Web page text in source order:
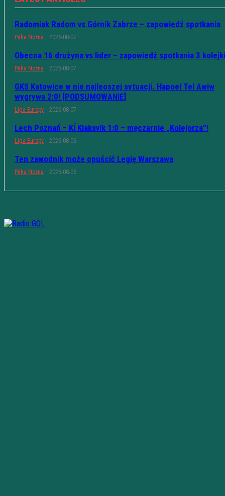
Radomiak Radom vs Górnik Zabrze – zapowiedź spotkania
Piłka Nożna 2026-08-07
Obecna 16 drużyna vs lider – zapowiedź spotkania 3 kolejki
Piłka Nożna 2026-08-07
GKS Katowice w nie najleoszej sytuacji. Hapoel Tel Awiw
wygrywa 2:0! [PODSUMOWANIE]
Liga Europy 2026-08-07
Lech Poznań – KÍ Klaksvík 1:0 – męczarnie „Kolejorza”!
Liga Europy 2026-08-06
Ten zawodnik może opuścić Legię Warszawa
Piłka Nożna 2026-08-06